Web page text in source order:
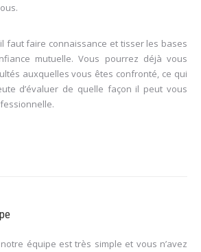
faut faire connaissance et tisser les bases
mutuelle. Vous pourrez déjà vous
auxquelles vous êtes confronté, ce qui
d’évaluer de quelle façon il peut vous
équipe est très simple et vous n’avez